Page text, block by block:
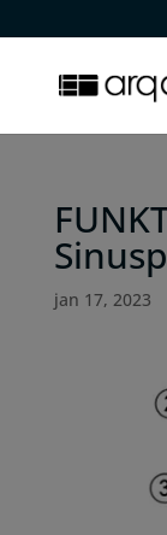
jan 17, 2023